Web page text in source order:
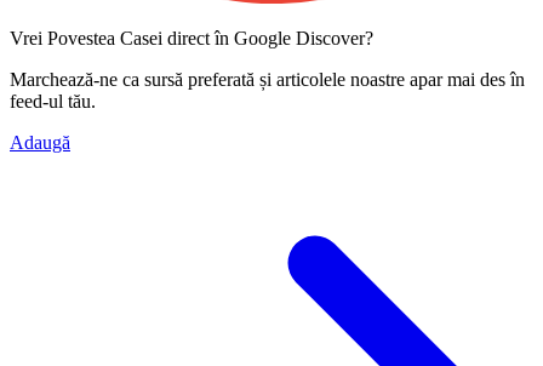
Vrei Povestea Casei direct în Google Discover?
Marchează-ne ca sursă preferată și articolele noastre apar mai des în
feed-ul tău.
Adaugă